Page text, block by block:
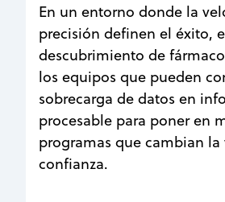
En un entorno donde la
precisión definen el éxito,
descubrimiento de
los equipos que pueden
sobrecarga de datos en
procesable para poner en
programas que cambian la
confianza.